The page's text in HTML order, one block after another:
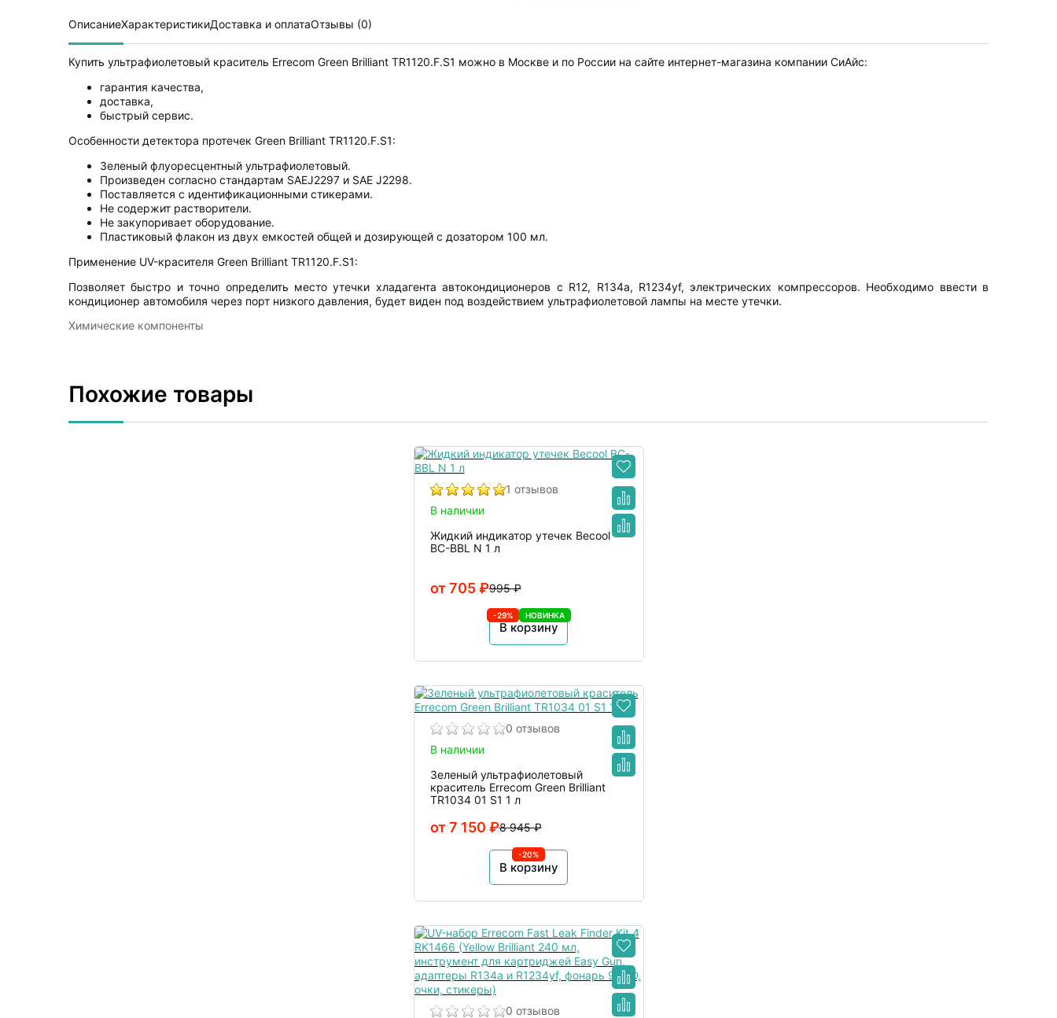
ОписаниеХарактеристикиДоставка и оплатаОтзывы (0)
Купить ультрафиолетовый краситель Errecom Green Brilliant TR1120.F.S1 можно в Москве и по России на сайте интернет-магазина компании СиАйс:
гарантия качества,
доставка,
быстрый сервис.
Особенности детектора протечек Green Brilliant TR1120.F.S1:
Зеленый флуоресцентный ультрафиолетовый.
Произведен согласно стандартам SAEJ2297 и SAE J2298.
Поставляется с идентификационными стикерами.
Не содержит растворители.
Не закупоривает оборудование.
Пластиковый флакон из двух емкостей общей и дозирующей с дозатором 100 мл.
Применение UV-красителя Green Brilliant TR1120.F.S1:
Позволяет быстро и точно определить место утечки хладагента автокондиционеров с R12, R134a, R1234yf, электрических компрессоров. Необходимо ввести в
кондиционер автомобиля через порт низкого давления, будет виден под воздействием ультрафиолетовой лампы на месте утечки.
Химические компоненты
Похожие товары
1 отзывов
В наличии
Жидкий индикатор утечек Becool
BC-BBL N 1 л
995 ₽
от 705 ₽
В корзину
-29% НОВИНКА
0 отзывов
В наличии
Зеленый ультрафиолетовый
краситель Errecom Green Brilliant
TR1034 01 S1 1 л
8 945 ₽
от 7 150 ₽
В корзину
-20%
0 отзывов